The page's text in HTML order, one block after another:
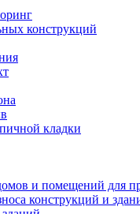
конструкций
кладки
и помещений для
конструкций и